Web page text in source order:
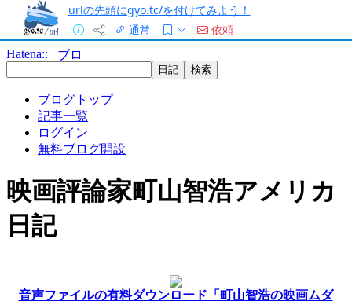
urlの先頭にgyo.tc/を付けてみよう！
通常
依頼